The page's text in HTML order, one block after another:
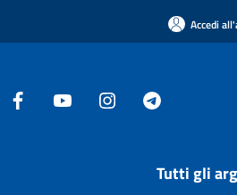
Accedi
Tutti gli